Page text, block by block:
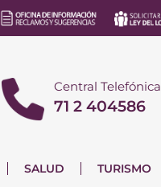
Central Telefónica
71 2 404586
SALUD TURISMO